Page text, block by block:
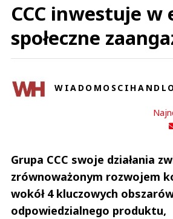
CCC inwestuje w
społeczne
Grupa CCC swoje działania
zrównoważonym rozwojem
wokół 4 kluczowych
odpowiedzialnego produktu,